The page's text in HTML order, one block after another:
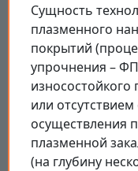
Сущность
плазменного
покрытий
упрочнения –
или
осуществления
плазменной
(на глубину